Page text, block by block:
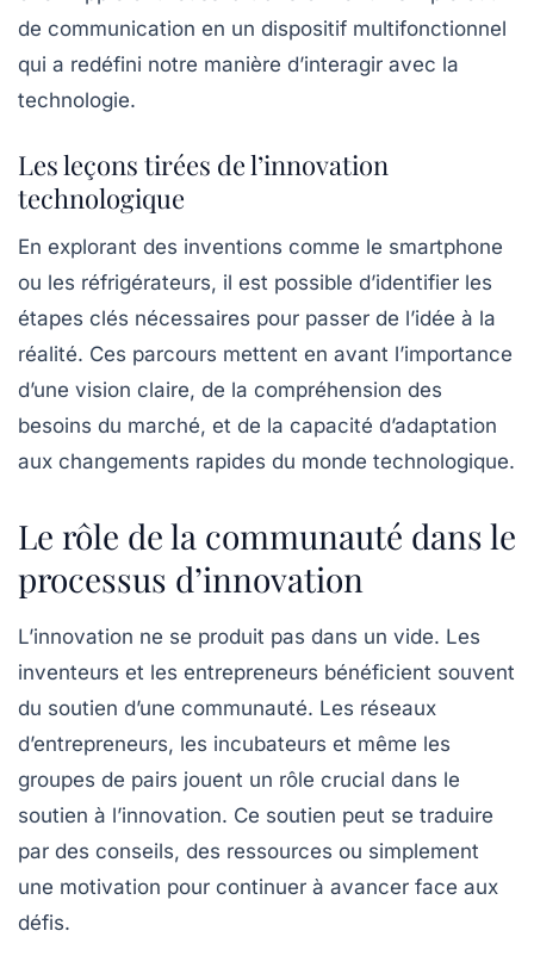
de communication en un dispositif multifonctionnel
qui a redéfini notre manière d’interagir avec la
technologie.
Les leçons tirées de l’innovation
technologique
En explorant des inventions comme le smartphone
ou les réfrigérateurs, il est possible d’identifier les
étapes clés nécessaires pour passer de l’idée à la
réalité. Ces parcours mettent en avant l’importance
d’une vision claire, de la compréhension des
besoins du marché, et de la capacité d’adaptation
aux changements rapides du monde technologique.
Le rôle de la communauté dans le
processus d’innovation
L’innovation ne se produit pas dans un vide. Les
inventeurs et les entrepreneurs bénéficient souvent
du soutien d’une communauté. Les réseaux
d’entrepreneurs, les incubateurs et même les
groupes de pairs jouent un rôle crucial dans le
soutien à l’innovation. Ce soutien peut se traduire
par des conseils, des ressources ou simplement
une motivation pour continuer à avancer face aux
défis.